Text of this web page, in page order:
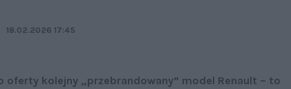
18.02.2026 17:45
oferty kolejny „przebrandowany” model Renault – to